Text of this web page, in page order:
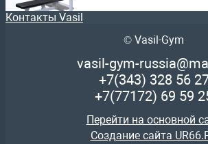
AR011 Скамья для жима штанги
Контакты Vasil
© Vasil-Gym
vasil-gym-
+7(343) 328 56
+7(77172) 69 59
Перейти на основной
Создание сайта